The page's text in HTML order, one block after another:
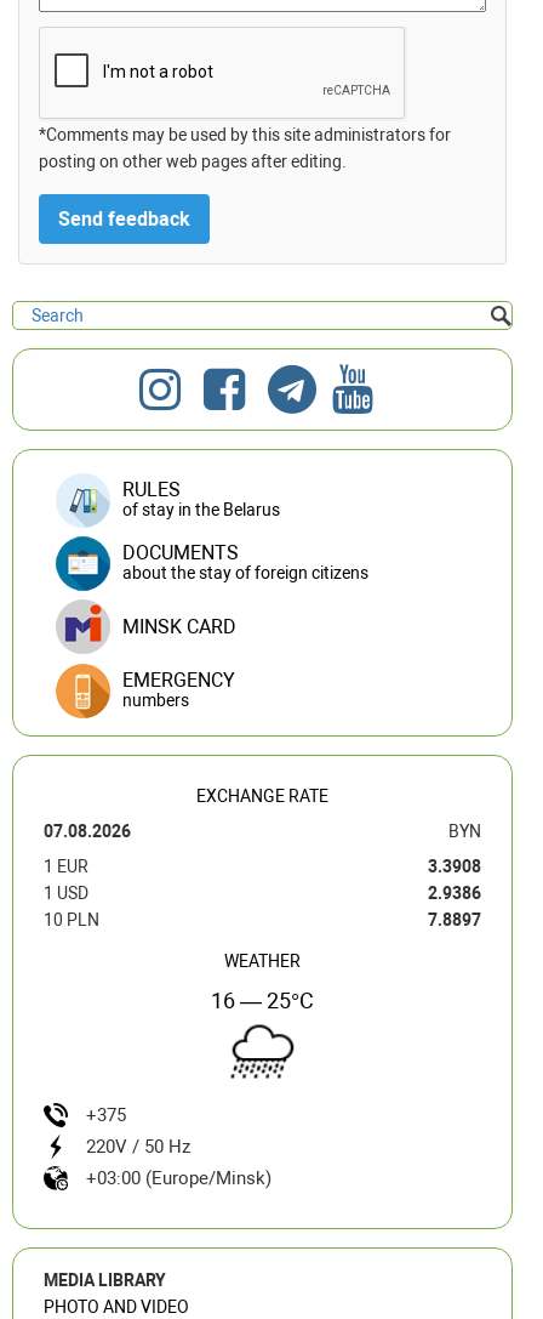
*Comments may be used by this site administrators for
posting on other web pages after editing.
RULES
of stay in the Belarus
DOCUMENTS
about the stay of foreign citizens
MINSK CARD
EMERGENCY
numbers
EXCHANGE RATE
07.08.2026
BYN
1 EUR
3.3908
1 USD
2.9386
10 PLN
7.8897
WEATHER
16 — 25°C
+375
220V / 50 Hz
+03:00 (Europe/Minsk)
MEDIA LIBRARY
PHOTO AND VIDEO